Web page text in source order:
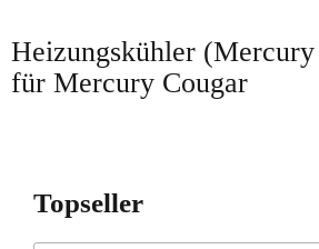
Heizungskühler
für Mercury Cougar
Topseller